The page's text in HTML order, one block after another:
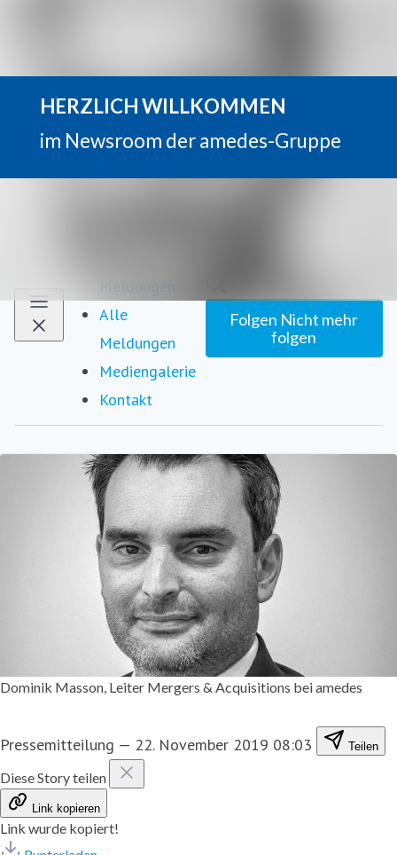
Alle
Meldungen
Mediengalerie
Kontakt
Folgen Nicht mehr
folgen
Dominik Masson, Leiter Mergers & Acquisitions bei amedes
Pressemitteilung — 22. November 2019 08:03 Teilen
Diese Story teilen
Link kopieren
Link wurde kopiert!